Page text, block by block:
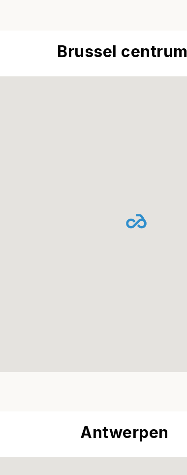
Brussel centrum
Antwerpen